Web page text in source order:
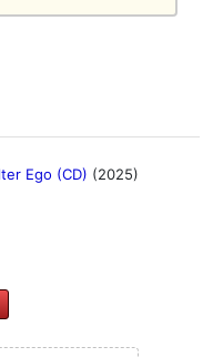
Ego (CD) (2025)